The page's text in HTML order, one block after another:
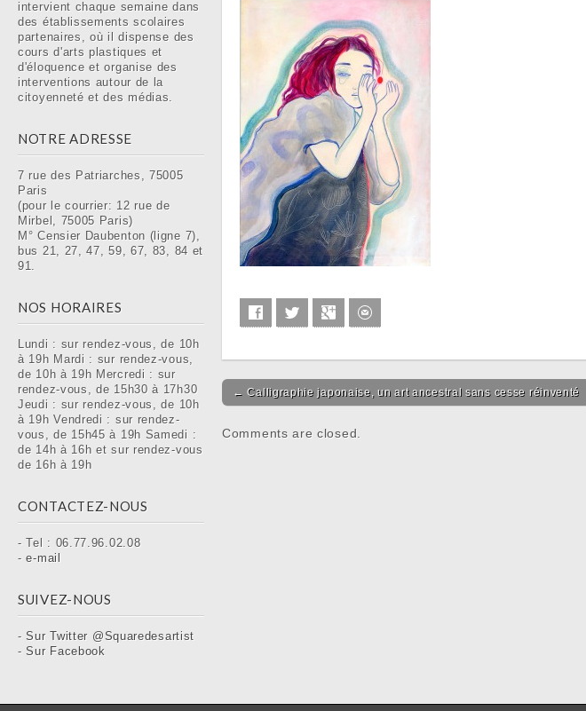
intervient chaque semaine dans
des établissements scolaires
partenaires, où il dispense des
cours d'arts plastiques et
d'éloquence et organise des
interventions autour de la
citoyenneté et des médias.
NOTRE ADRESSE
7 rue des Patriarches, 75005
Paris
(pour le courrier: 12 rue de
Mirbel, 75005 Paris)
M° Censier Daubenton (ligne 7),
bus 21, 27, 47, 59, 67, 83, 84 et
91.
NOS HORAIRES
Lundi : sur rendez-vous, de 10h
à 19h Mardi : sur rendez-vous,
de 10h à 19h Mercredi : sur
rendez-vous, de 15h30 à 17h30
Jeudi : sur rendez-vous, de 10h
à 19h Vendredi : sur rendez-
vous, de 15h45 à 19h Samedi :
de 14h à 16h et sur rendez-vous
de 16h à 19h
CONTACTEZ-NOUS
- Tel : 06.77.96.02.08
-e-mail
SUIVEZ-NOUS
-Sur Twitter @Squaredesartist
-Sur Facebook
FacebookTwitter Google+
Post navigation
← Calligraphie japonaise, un art ancestral sans cesse réinventé
Comments are closed.